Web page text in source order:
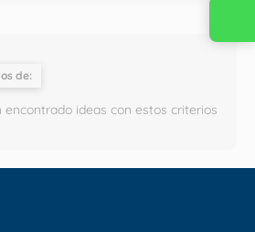
de:
encontrado ideas con estos criterios